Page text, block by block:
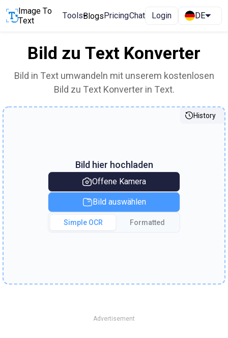
Image To
Text
ToolsBlogsPricingChat Login DE
Bild zu Text Konverter
Bild in Text umwandeln mit unserem kostenlosen
Bild zu Text Konverter in Text.
History
Bild hier hochladen
Offene Kamera
Bild auswählen
Simple OCR Formatted
Advertisement